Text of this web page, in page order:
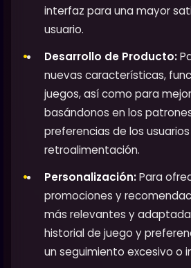
interfaz para una mayor
usuario.
Desarrollo de Producto:
nuevas características,
juegos, así como para
basándonos en los
preferencias de los
retroalimentación.
Personalización:Para
promociones y
más relevantes y
historial de juego y
un seguimiento excesivo o